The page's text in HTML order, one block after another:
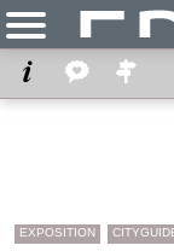
EXPOSITION